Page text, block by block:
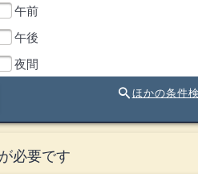
午前
午後
夜間
search ほかの条件
が必要です